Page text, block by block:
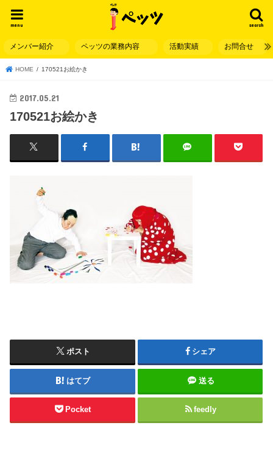
search
menu
メンバー紹介 ペッツの業務内容 活動実績 お問合せ
HOME 170521お絵かき
2017.05.21
170521お絵かき
ポスト シェア
はてブ 送る
Pocket feedly